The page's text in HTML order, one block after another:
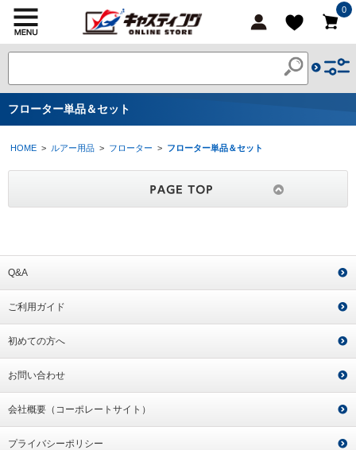
0
フローター単品＆セット
HOME > ルアー用品 > フローター > フローター単品＆セット
Q&A
ご利用ガイド
初めての方へ
お問い合わせ
会社概要（コーポレートサイト）
プライバシーポリシー